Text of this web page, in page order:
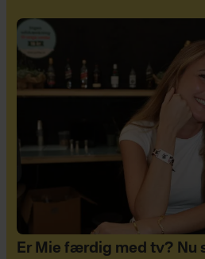
Er Mie færdig med tv? Nu